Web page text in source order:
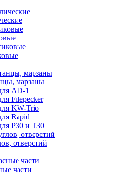
марзаны
AD-1
Filepecker
KW-Trio
Rapid
Р30 и Т30
отверстий
части